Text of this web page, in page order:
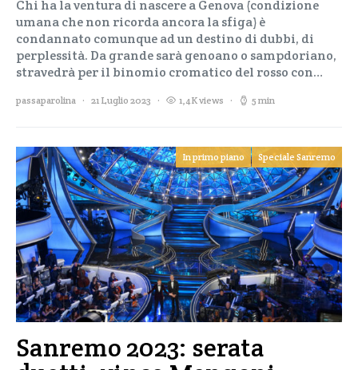
Chi ha la ventura di nascere a Genova (condizione
umana che non ricorda ancora la sfiga) è
condannato comunque ad un destino di dubbi, di
perplessità. Da grande sarà genoano o sampdoriano,
stravedrà per il binomio cromatico del rosso con…
passaparolina 21 Luglio 2023 1,4K views 5 min
In primo piano Speciale Sanremo
Sanremo 2023: serata